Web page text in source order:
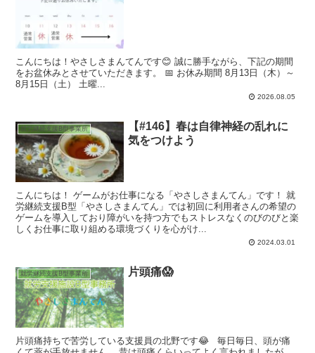
こんにちは！やさしさまんてんです😊 誠に勝手ながら、下記の期間
をお盆休みとさせていただきます。 📅 お休み期間 8月13日（木）～
8月15日（土） 土曜...
2026.08.05
就労継続支援B型事業所
【#146】春は自律神経の乱れに
気をつけよう
こんにちは！ ゲームがお仕事になる「やさしさまんてん」です！ 就
労継続支援B型「やさしさまんてん」では初回に利用者さんの希望の
ゲームを導入しており障がいを持つ方でもストレスなくのびのびと楽
しくお仕事に取り組める環境づくりを心がけ...
2024.03.01
就労継続支援B型事業所 片頭痛😱
片頭痛持ちで苦労している支援員の北野です😂 毎日毎日、頭が痛